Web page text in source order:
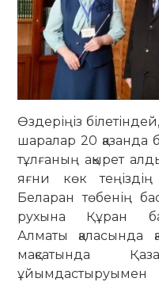
Өздеріңіз
шаралар 20 қазанда
тұлғаның ақырет
яғни көк
Беларан төбенің
рухына Құран
Алматы қаласында
мақсатында